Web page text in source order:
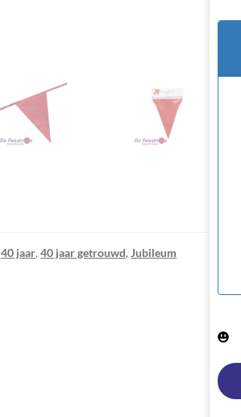
40 jaar,40 jaar getrouwd, Jubileum